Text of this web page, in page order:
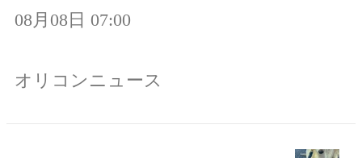
08月08日 07:00
オリコンニュース